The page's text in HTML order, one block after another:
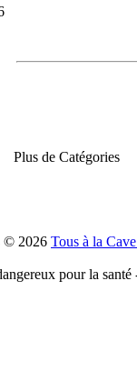
Plus de Catégories
© 2026 Tous à la
pour la